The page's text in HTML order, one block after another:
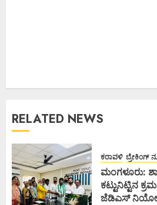
RELATED NEWS
ಕರಾವಳಿ ಬ್ರೇಕಿಂಗ್
ಮಂಗಳೂರು:
ಕಟ್ಟುನಿಟ್ಟಿನ
ಜೆಡಿಎಸ್